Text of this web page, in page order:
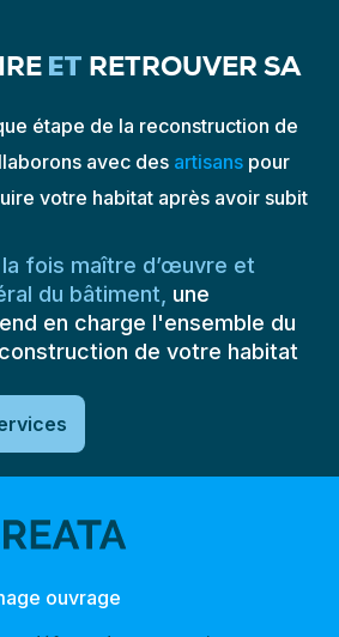
ET RETROUVER SA
étape de la reconstruction de
avec des artisans pour
votre habitat après avoir subit
la fois maître d’œuvre et
du bâtiment, une
en charge l'ensemble du
de votre habitat
ouvrage